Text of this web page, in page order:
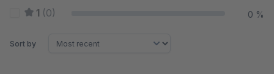
1 (0) 0 %
Sort by